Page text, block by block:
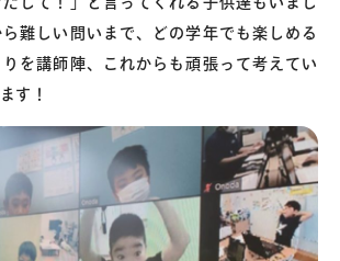
難しい問いまで、どの学年でも楽しめる
を講師陣、これからも頑張って考えてい
す！